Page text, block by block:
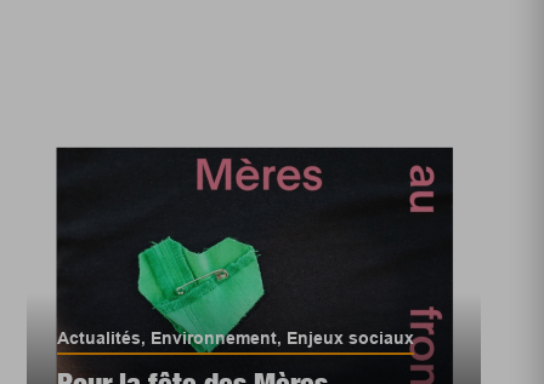
Actualités, Environnement, Enjeux sociaux